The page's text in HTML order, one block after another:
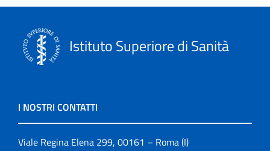
Istituto Superiore di Sanità
I NOSTRI CONTATTI
Viale Regina Elena 299, 00161 – Roma (I)